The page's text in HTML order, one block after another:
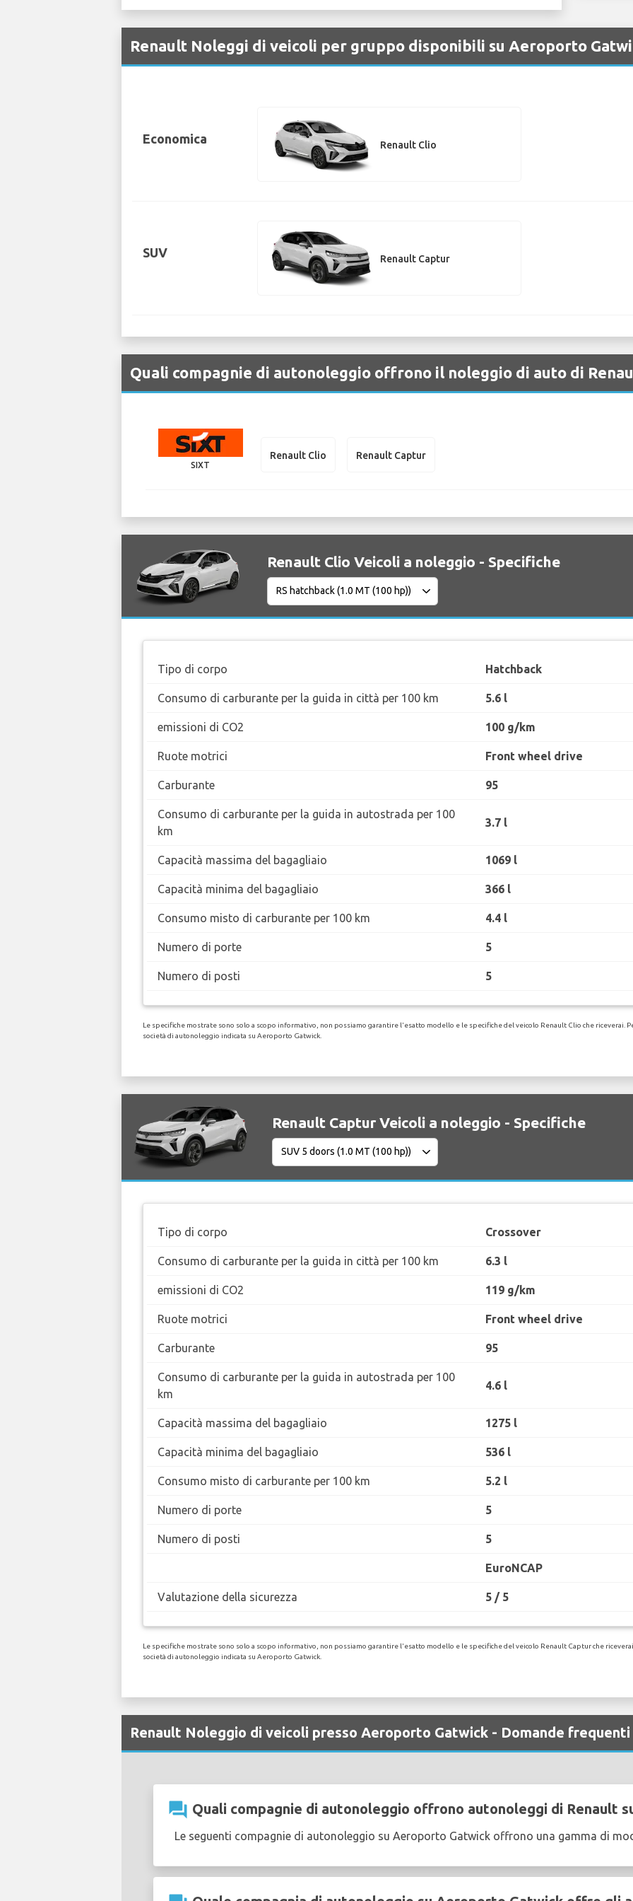
Renault Noleggi di veicoli per gruppo disponibili su Aeroporto
Economica Renault Clio
SUV Renault Captur
Quali compagnie di autonoleggio offrono il noleggio di auto di
SIXT
Renault Clio Renault Captur
Renault Clio Veicoli a noleggio - Specifiche
Tipo di corpo Hatchback
Consumo di carburante per la guida in città per 100 km 5.6 l
emissioni di CO2 100 g/km
Ruote motrici Front wheel drive
Carburante 95
Consumo di carburante per la guida in autostrada per 100
km
3.7 l
Capacità massima del bagagliaio 1069 l
Capacità minima del bagagliaio 366 l
Consumo misto di carburante per 100 km 4.4 l
Numero di porte 5
Numero di posti 5
Le specifiche mostrate sono solo a scopo informativo, non possiamo garantire l'esatto modello e le specifiche del veicolo Renault Clio che riceverai.
società di autonoleggio indicata su Aeroporto Gatwick.
Renault Captur Veicoli a noleggio - Specifiche
Tipo di corpo Crossover
Consumo di carburante per la guida in città per 100 km 6.3 l
emissioni di CO2 119 g/km
Ruote motrici Front wheel drive
Carburante 95
Consumo di carburante per la guida in autostrada per 100
km
4.6 l
Capacità massima del bagagliaio 1275 l
Capacità minima del bagagliaio 536 l
Consumo misto di carburante per 100 km 5.2 l
Numero di porte 5
Numero di posti 5
EuroNCAP
Valutazione della sicurezza 5 / 5
Le specifiche mostrate sono solo a scopo informativo, non possiamo garantire l'esatto modello e le specifiche del veicolo Renault Captur che
società di autonoleggio indicata su Aeroporto Gatwick.
Renault Noleggio di veicoli presso Aeroporto Gatwick - Domande frequenti
question_answer Quali compagnie di autonoleggio offrono autonoleggi di Renault
Le seguenti compagnie di autonoleggio su Aeroporto Gatwick offrono una gamma di